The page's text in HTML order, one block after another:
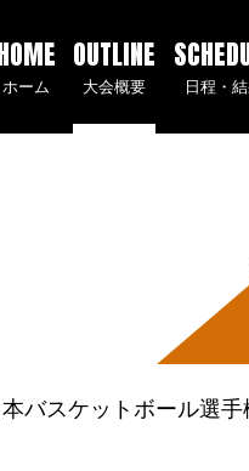
ホーム
OUTLINE
大会概要 日程・
バスケットボール選手